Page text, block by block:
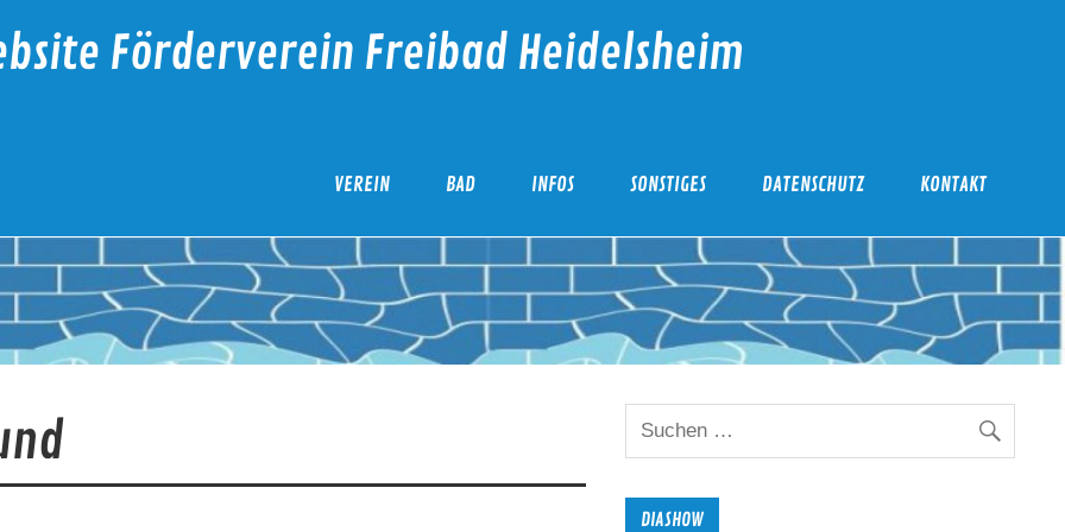
Förderverein Freibad Heidelsheim
VEREIN BAD INFOS SONSTIGES DATENSCHUTZ KONTAKT
DIASHOW